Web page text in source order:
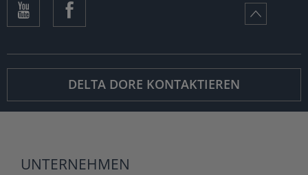
DELTA DORE KONTAKTIEREN
UNTERNEHMEN